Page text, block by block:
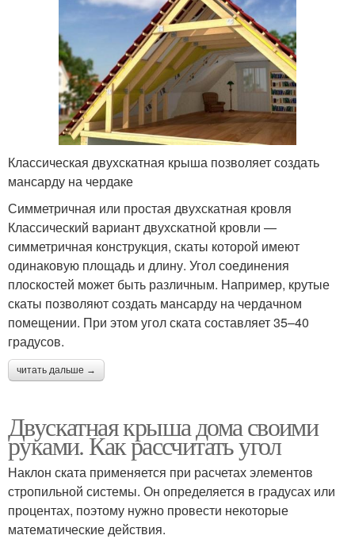
Классическая двухскатная крыша позволяет создать
мансарду на чердаке
Симметричная или простая двухскатная кровля
Классический вариант двухскатной кровли —
симметричная конструкция, скаты которой имеют
одинаковую площадь и длину. Угол соединения
плоскостей может быть различным. Например, крутые
скаты позволяют создать мансарду на чердачном
помещении. При этом угол ската составляет 35–40
градусов.
читать дальше →
Двускатная крыша дома своими
руками. Как рассчитать угол
Наклон ската применяется при расчетах элементов
стропильной системы. Он определяется в градусах или
процентах, поэтому нужно провести некоторые
математические действия.